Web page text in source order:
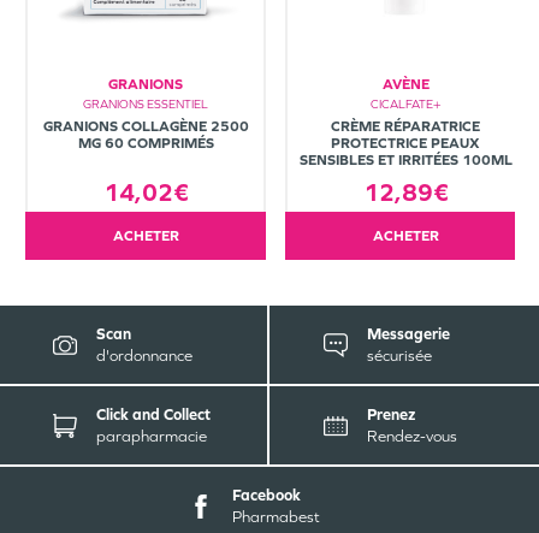
GRANIONS
GRANIONS ESSENTIEL
GRANIONS COLLAGÈNE 2500
MG 60 COMPRIMÉS
14,02€
ACHETER
AVÈNE
CICALFATE+
CRÈME RÉPARATRICE
PROTECTRICE PEAUX
SENSIBLES ET IRRITÉES 100ML
12,89€
ACHETER
Scan
d'ordonnance
Messagerie
sécurisée
Click and Collect
parapharmacie
Prenez
Rendez-vous
Facebook
Pharmabest